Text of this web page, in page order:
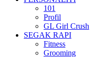
101
Profil
GL Girl Crush
SEGAK RAPI
Fitness
Grooming